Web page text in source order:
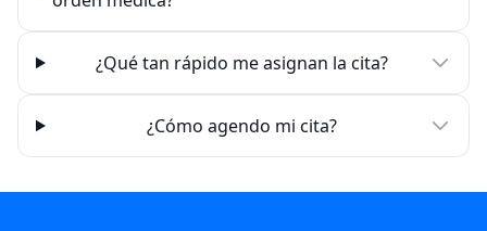
¿Qué tan rápido me asignan la cita?
¿Cómo agendo mi cita?